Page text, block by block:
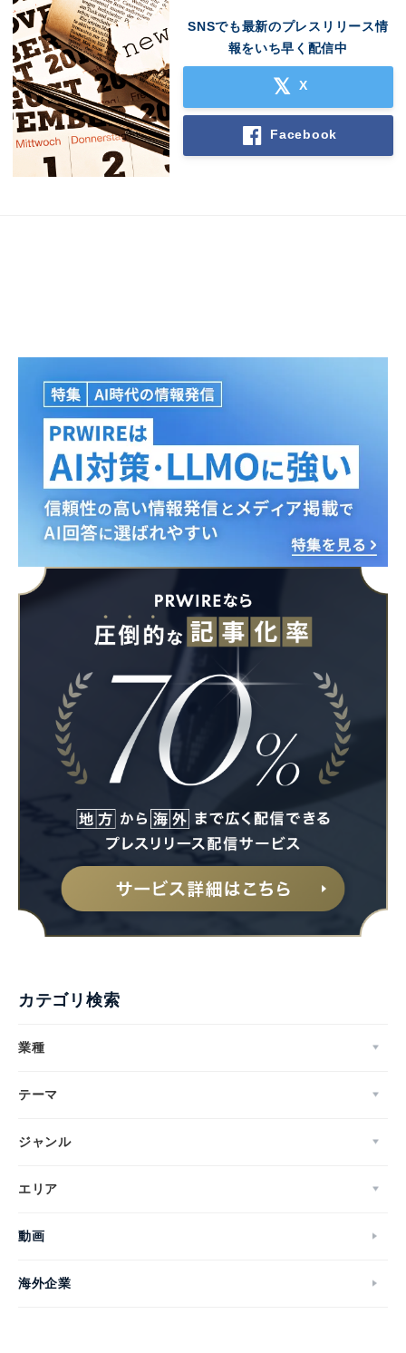
SNSでも最新のプレスリリース情
報をいち早く配信中
X
Facebook
カテゴリ検索
業種
テーマ
ジャンル
エリア
動画
海外企業
Japanese
English